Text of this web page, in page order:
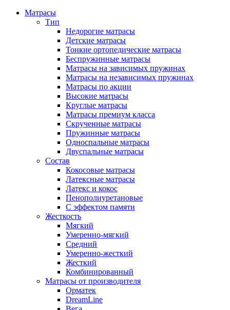
Матрасы
Тип
Недорогие матрасы
Детские матрасы
Тонкие ортопедические матрасы
Беспружинные матрасы
Матрасы на зависимых пружинах
Матрасы на независимых пружинах
Матрасы по акции
Высокие матрасы
Круглые матрасы
Матрасы премиум класса
Скрученные матрасы
Пружинные матрасы
Односпальные матрасы
Двуспальные матрасы
Состав
Кокосовые матрасы
Латексные матрасы
Латекс и кокос
Пенополиуретановые
С эффектом памяти
Жесткость
Мягкий
Умеренно-мягкий
Средний
Умеренно-жесткий
Жесткий
Комбинированный
Матрасы от производителя
Орматек
DreamLine